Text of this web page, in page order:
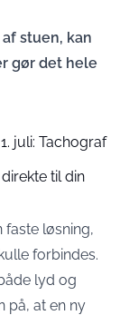
stuen, kan
gør det hele
juli: Tachograf
til din
løsning,
forbindes.
lyd og
på, at en ny